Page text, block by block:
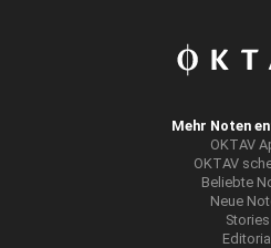
Mehr Noten
OKTAV
OKTAV
Beliebte
Neue
Stories
Editorial